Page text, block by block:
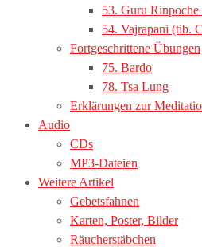
53. Guru Rinpoche
54. Vajrapani (tib.
Fortgeschrittene Übungen
75. Bardo
78. Tsa Lung
Erklärungen zur
Audio
CDs
MP3-Dateien
Weitere Artikel
Gebetsfahnen
Karten, Poster, Bilder
Räucherstäbchen